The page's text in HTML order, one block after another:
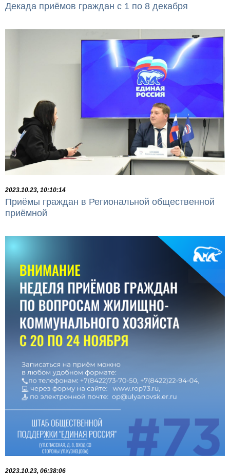
Декада приёмов граждан с 1 по 8 декабря
2023.10.23, 10:10:14
Приёмы граждан в Региональной общественной
приёмной
2023.10.23, 06:38:06